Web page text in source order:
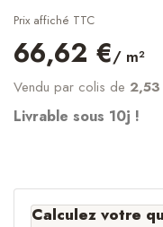
Prix affiché TTC
66,62 €/ m²
Vendu par colis de 2,53
Livrable sous 10j !
Calculez votre